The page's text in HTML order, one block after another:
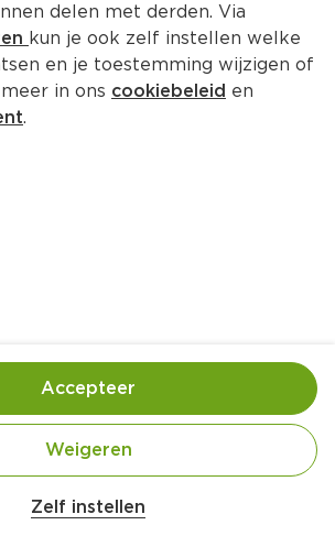
Bereiding
500 gram)
delen met derden. Via
kun je ook zelf instellen welke
en je toestemming wijzigen of
in ons cookiebeleid en
.
Zelf instellen
Weigeren
Accepteer